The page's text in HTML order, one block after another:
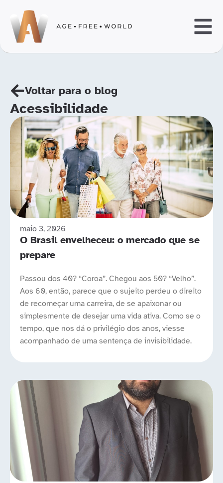
Voltar para o blog
Acessibilidade
O Brasil envelheceu: o mercado que se
prepare
maio 3, 2026
Passou dos 40? “Coroa”. Chegou aos 50? “Velho”.
Aos 60, então, parece que o sujeito perdeu o direito
de recomeçar uma carreira, de se apaixonar ou
simplesmente de desejar uma vida ativa. Como se o
tempo, que nos dá o privilégio dos anos, viesse
acompanhado de uma sentença de invisibilidade.